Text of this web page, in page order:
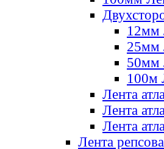
12мм
25мм
50мм
100м
Лента
Лента
Лента
Лента